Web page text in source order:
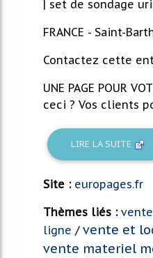
| set de sondage
FRANCE - Saint-
Contactez cette
UNE PAGE POUR
ceci ? Vos clients
LIRE LA SUITE
Site : europages.fr
Thèmes liés :
ligne / vente et
vente materiel